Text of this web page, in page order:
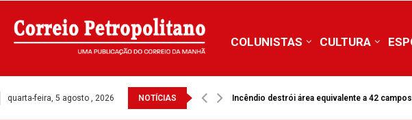
COLUNISTAS CULTURA
quarta-feira, 5 agosto , 2026 NOTÍCIAS Incêndio destrói área equivalente a 42